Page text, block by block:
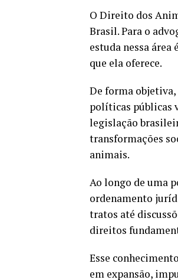
O Direito dos
Brasil. Para o
estuda nessa
que ela oferece.
De forma
políticas públicas
legislação
transformações
animais.
Ao longo de uma
ordenamento
tratos até
direitos
Esse
em expansão,